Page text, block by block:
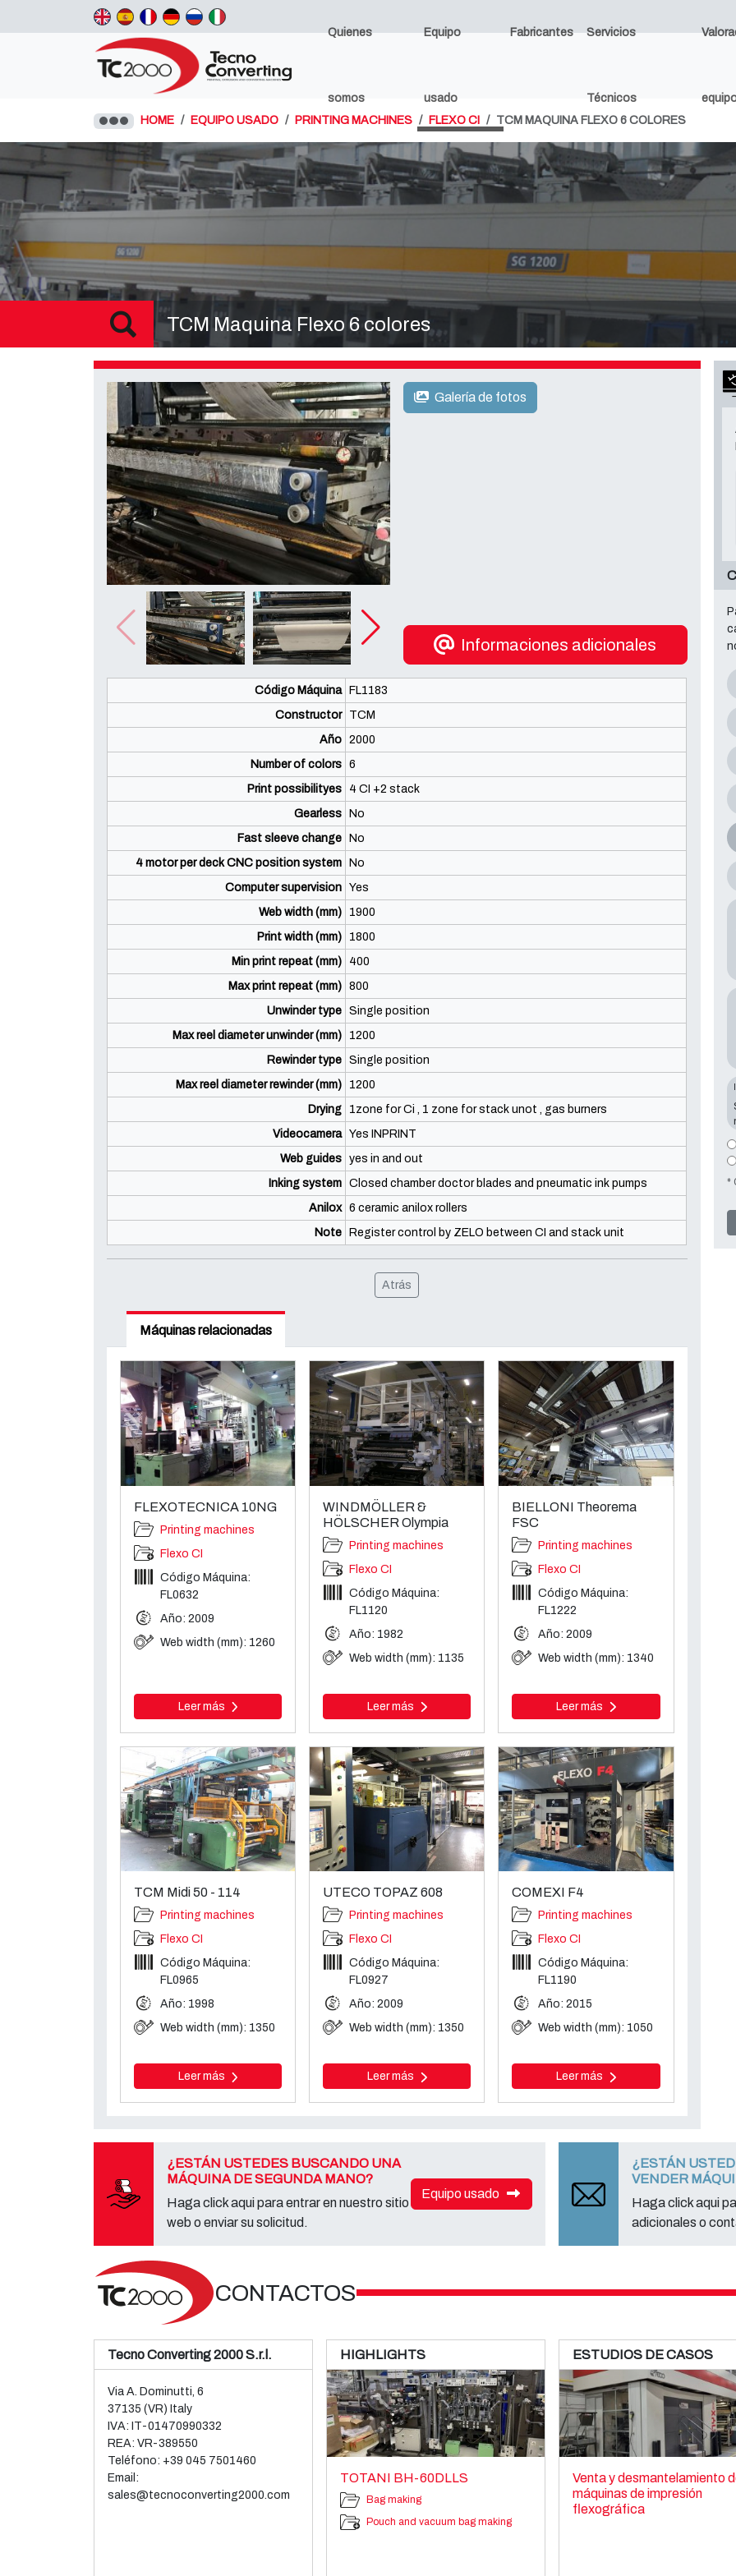
Quienes
somos
Equipo
usado
Fabricantes Servicios
Técnicos
HOME EQUIPO USADO PRINTING MACHINES FLEXO CI TCM MAQUINA FLEXO 6 COLORES
TCM Maquina Flexo 6 colores
Galería de fotos
Informaciones adicionales
Código Máquina
FL1183
Constructor
TCM
Año 2000
Number of colors 6
Print possibilityes
4 CI +2 stack
Gearless
No
Fast sleeve change
No
4 motor per deck CNC position system
No
Computer supervision Yes
Web width (mm)
1900
Print width (mm)
1800
Min print repeat (mm)
400
Max print repeat (mm) 800
Unwinder type Single position
Max reel diameter unwinder (mm)
1200
Rewinder type Single position
Max reel diameter rewinder (mm)
1200
Drying
1zone for Ci , 1 zone for stack unot , gas burners
Videocamera Yes INPRINT
Web guides yes in and out
Inking system Closed chamber doctor blades and pneumatic ink pumps
Anilox 6 ceramic anilox rollers
Note
Register control by ZELO between CI and stack unit
Atrás
Máquinas relacionadas
FLEXOTECNICA 10NG
Printing machines
Flexo CI
Código Máquina:
FL0632
Año: 2009
Web width (mm): 1260
Leer más
WINDMÖLLER &
HÖLSCHER Olympia
Printing machines
Flexo CI
Código Máquina:
FL1120
Año: 1982
Web width (mm): 1135
Leer más
BIELLONI Theorema
FSC
Printing machines
Flexo CI
Código Máquina:
FL1222
Año: 2009
Web width (mm): 1340
Leer más
TCM Midi 50 - 114
Printing machines
Flexo CI
Código Máquina:
FL0965
Año: 1998
Web width (mm): 1350
Leer más
UTECO TOPAZ 608
Printing machines
Flexo CI
Código Máquina:
FL0927
Año: 2009
Web width (mm): 1350
Leer más
COMEXI F4
Printing machines
Flexo CI
Código Máquina:
FL1190
Año: 2015
Web width (mm): 1050
Leer más
*
¿ESTÁN USTEDES BUSCANDO UNA
MÁQUINA DE SEGUNDA MANO?
Haga click aqui para entrar en nuestro sitio
web o enviar su solicitud.
Equipo usado
¿ESTÁN
VENDER
Haga click aqui
adicionales o
CONTACTOS
HIGHLIGHTS
TOTANI BH-60DLLS
Bag making
Pouch and vacuum bag making
ESTUDIOS DE CASOS
Venta y desmantelamiento
máquinas de impresión
flexográfica
Tecno Converting 2000 S.r.l.
Via A. Dominutti, 6
37135 (VR) Italy
IVA: IT-01470990332
REA: VR-389550
Teléfono: +39 045 7501460
Email:
sales@tecnoconverting2000.com